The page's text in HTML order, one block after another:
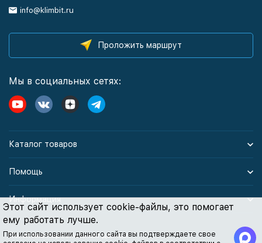
Этот сайт использует cookie-файлы, это помогает
ему работать лучше.
При использовании данного сайта вы подтверждаете свое
info@klimbit.ru
Проложить маршрут
Мы в социальных сетях:
Каталог товаров
Помощь
Информация
Политика персональных данных